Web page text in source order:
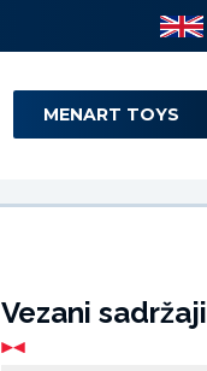
MENART TOYS
Vezani sadržaji